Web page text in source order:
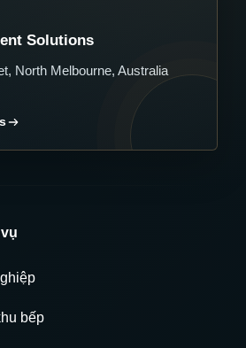
Solutions
North Melbourne, Australia
bếp